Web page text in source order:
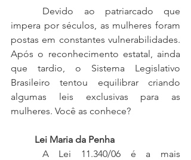
impera por séculos, as mulheres foram
postas em constantes vulnerabilidades.
Após o reconhecimento estatal, ainda
que tardio, o Sistema Legislativo
Brasileiro tentou equilibrar criando
algumas leis exclusivas para as
mulheres. Você as conhece?
	Lei Maria da Penha